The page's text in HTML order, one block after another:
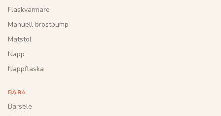
Flaskvärmare
Manuell bröstpump
Matstol
Napp
Nappflaska
BÄRA
Bärsele